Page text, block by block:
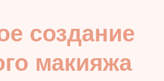
создание
макияжа